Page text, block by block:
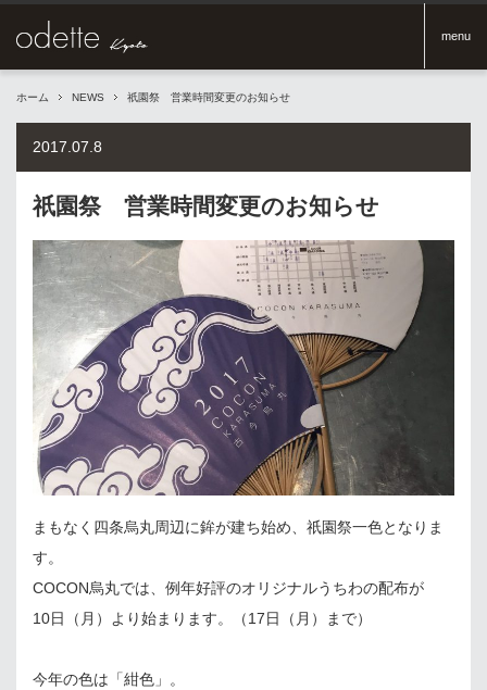
menu
ホーム NEWS 祇園祭 営業時間変更のお知らせ
2017.07.8
祇園祭 営業時間変更のお知らせ
まもなく四条烏丸周辺に鉾が建ち始め、祇園祭一色となりま
す。
COCON烏丸では、例年好評のオリジナルうちわの配布が
10日（月）より始まります。（17日（月）まで）
今年の色は「紺色」。